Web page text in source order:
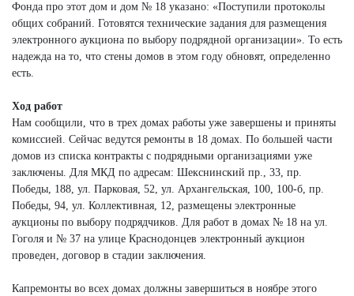
Фонда про этот дом и дом № 18 указано: «Поступили протоколы
общих собраний. Готовятся технические задания для размещения
электронного аукциона по выбору подрядной организации». То есть
надежда на то, что стены домов в этом году обновят, определенно
есть.
Ход работ
Нам сообщили, что в трех домах работы уже завершены и приняты
комиссией. Сейчас ведутся ремонты в 18 домах. По большей части
домов из списка контракты с подрядными организациями уже
заключены. Для МКД по адресам: Шекснинский пр., 33, пр.
Победы, 188, ул. Парковая, 52, ул. Архангельская, 100, 100-б, пр.
Победы, 94, ул. Коллективная, 12, размещены электронные
аукционы по выбору подрядчиков. Для работ в домах № 18 на ул.
Гоголя и № 37 на улице Краснодонцев электронный аукцион
проведен, договор в стадии заключения.
Капремонты во всех домах должны завершиться в ноябре этого